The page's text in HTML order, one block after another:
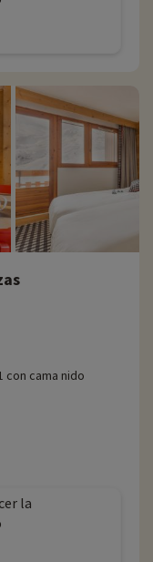
con cama nido
la